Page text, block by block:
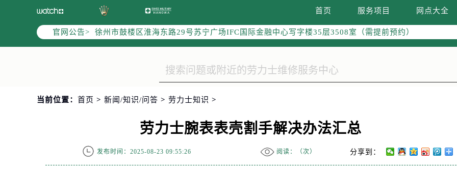
首页 服务项目 网点大全
官网公告>
南京市秦淮区中山南路1号（新街口）南京中心写字楼22层C1-1室（需提前预约）
常州市新北区龙锦路1590号现代传媒中心写字楼5号楼10层1008室（需提前预约）
徐州市鼓楼区淮海东路29号苏宁广场IFC国际金融中心写字楼35层3508室（需提前预约）
扬州市邗江区国展路29号星耀天地写字楼1号楼18层1803室（需提前预约）
泰州市海陵区永定东路399号置地商务中心东塔写字楼（华润万象城）17层1706室（需提前预约）
杭州市上城区钱江路1366号华润大厦写字楼A座5层503-5室（需提前预约）
绍兴市越城区胜利东路379号世茂天际中心写字楼8层805室（需提前预约）
嘉兴市南湖区广益路705号嘉兴世界贸易中心写字楼A座13层1304室（需提前预约）
当前位置： 首页 > 新闻/知识/问答 > 劳力士知识 >
劳力士腕表表壳割手解决办法汇总
发布时间：2025-08-23 09:55:26 阅读：（次） 分享到：